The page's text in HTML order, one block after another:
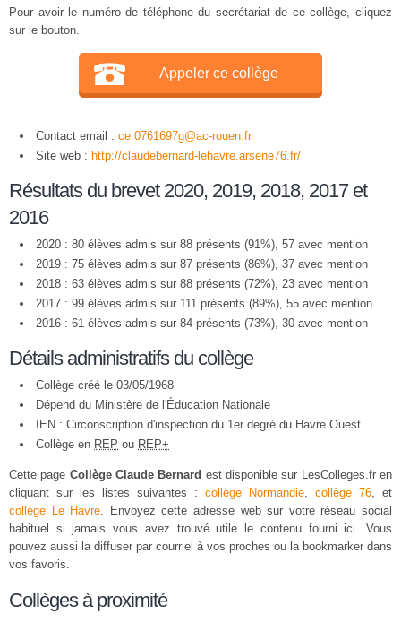
Pour avoir le numéro de téléphone du secrétariat de ce collège, cliquez
sur le bouton.
Appeler ce collège
Contact email : ce.0761697g@ac-rouen.fr
Site web : http://claudebernard-lehavre.arsene76.fr/
Résultats du brevet 2020, 2019, 2018, 2017 et
2016
2020 : 80 élèves admis sur 88 présents (91%), 57 avec mention
2019 : 75 élèves admis sur 87 présents (86%), 37 avec mention
2018 : 63 élèves admis sur 88 présents (72%), 23 avec mention
2017 : 99 élèves admis sur 111 présents (89%), 55 avec mention
2016 : 61 élèves admis sur 84 présents (73%), 30 avec mention
Détails administratifs du collège
Collège créé le 03/05/1968
Dépend du Ministère de l'Éducation Nationale
IEN : Circonscription d'inspection du 1er degré du Havre Ouest
Collège en REP ou REP+
Cette page Collège Claude Bernard est disponible sur LesColleges.fr en
cliquant sur les listes suivantes : collège Normandie, collège 76, et
collège Le Havre. Envoyez cette adresse web sur votre réseau social
habituel si jamais vous avez trouvé utile le contenu fourni ici. Vous
pouvez aussi la diffuser par courriel à vos proches ou la bookmarker dans
vos favoris.
Collèges à proximité